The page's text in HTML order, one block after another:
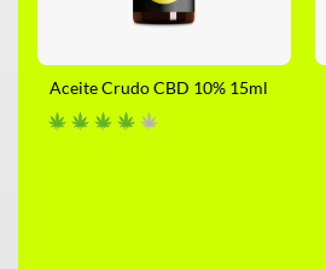
Aceite Crudo CBD 10% 15ml